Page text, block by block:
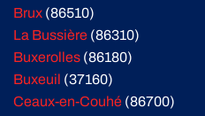
Brux (86510)
La Bussière (86310)
Buxerolles (86180)
Buxeuil (37160)
Ceaux-en-Couhé (86700)